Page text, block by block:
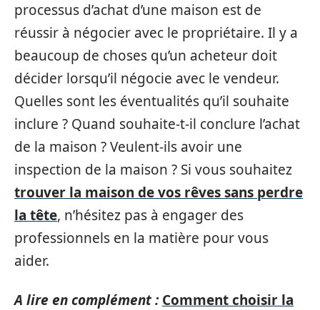
processus d’achat d’une maison est de
réussir à négocier avec le propriétaire. Il y a
beaucoup de choses qu’un acheteur doit
décider lorsqu’il négocie avec le vendeur.
Quelles sont les éventualités qu’il souhaite
inclure ? Quand souhaite-t-il conclure l’achat
de la maison ? Veulent-ils avoir une
inspection de la maison ? Si vous souhaitez
trouver la maison de vos rêves sans perdre
la tête, n’hésitez pas à engager des
professionnels en la matière pour vous
aider.
A lire en complément : Comment choisir la